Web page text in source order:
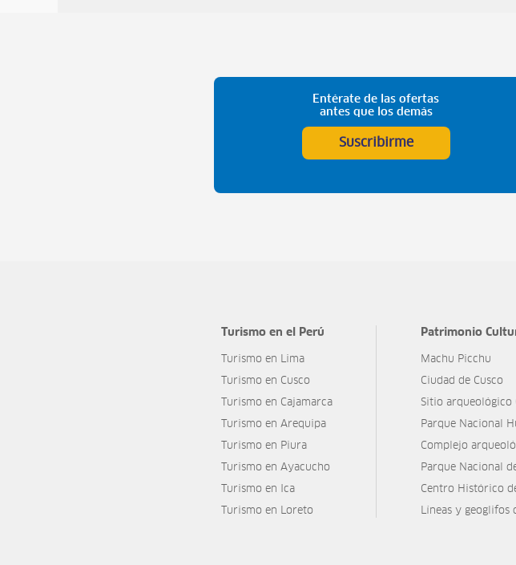
Entérate de las ofertas
antes que los demás
Suscribirme
Turismo en el Perú
Turismo en Lima
Turismo en Cusco
Turismo en Cajamarca
Turismo en Arequipa
Turismo en Piura
Turismo en Ayacucho
Turismo en Ica
Turismo en Loreto
Patrimonio
Machu Picchu
Ciudad de Cusco
Sitio arqueológico
Parque Nacional
Complejo
Parque Nacional
Centro Histórico
Líneas y geoglifos